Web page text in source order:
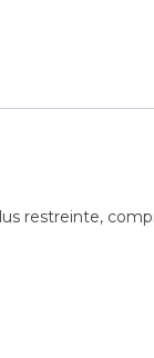
restreinte,